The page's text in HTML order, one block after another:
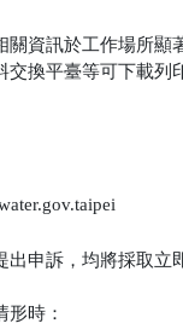
關資訊於工作場所顯
交換平臺等可下載列
出申訴，均將採取立
形時：